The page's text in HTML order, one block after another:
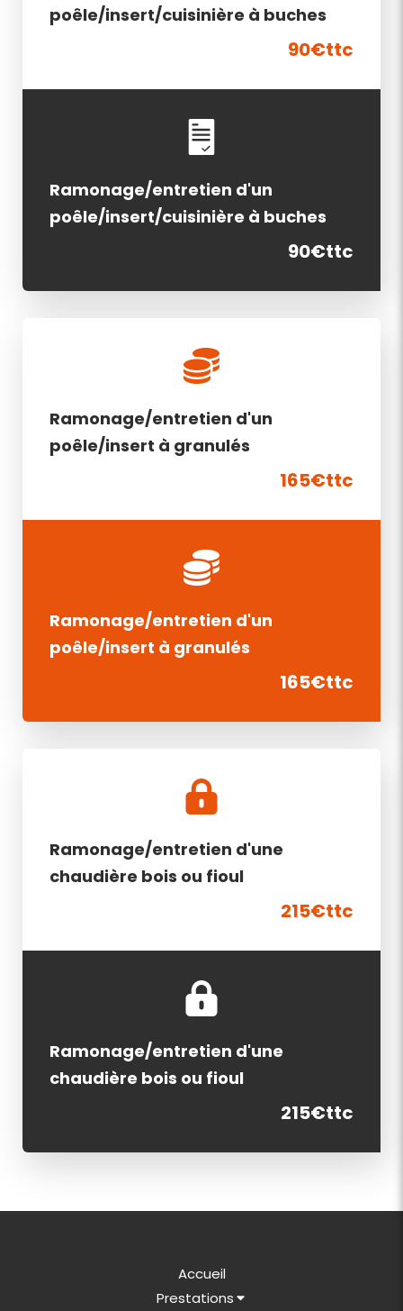
poêle/insert/cuisinière à buches
90€ttc
Ramonage/entretien d'un
poêle/insert/cuisinière à buches
90€ttc
Ramonage/entretien d'un
poêle/insert à granulés
165€ttc
Ramonage/entretien d'un
poêle/insert à granulés
165€ttc
Ramonage/entretien d'une
chaudière bois ou fioul
215€ttc
Ramonage/entretien d'une
chaudière bois ou fioul
215€ttc
Accueil
Prestations